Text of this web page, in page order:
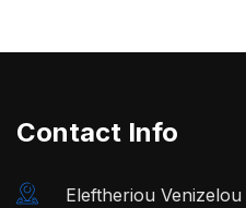
Contact Info
Eleftheriou